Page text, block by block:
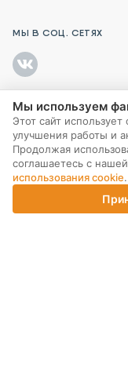
ИНТЕРНЕТ-МАГАЗИН
МЫ В СОЦ. СЕТЯХ
ПОДПИСКА НА
Мы используем
Этот сайт
улучшения работы и
Продолжая
соглашаетесь с нашей
использования cookie.